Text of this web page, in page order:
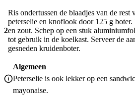
2
Ris ondertussen de blaadjes van de rest
peterselie en knoflook door 125 g
en zout. Schep op een stuk
tot gebruik in de koelkast. Serveer de
gesneden kruidenboter.
Algemeen
Peterselie is ook lekker op een
mayonaise.